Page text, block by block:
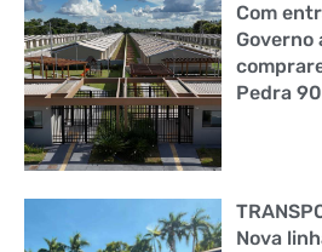
Com
Governo
Pedra 90
Nova